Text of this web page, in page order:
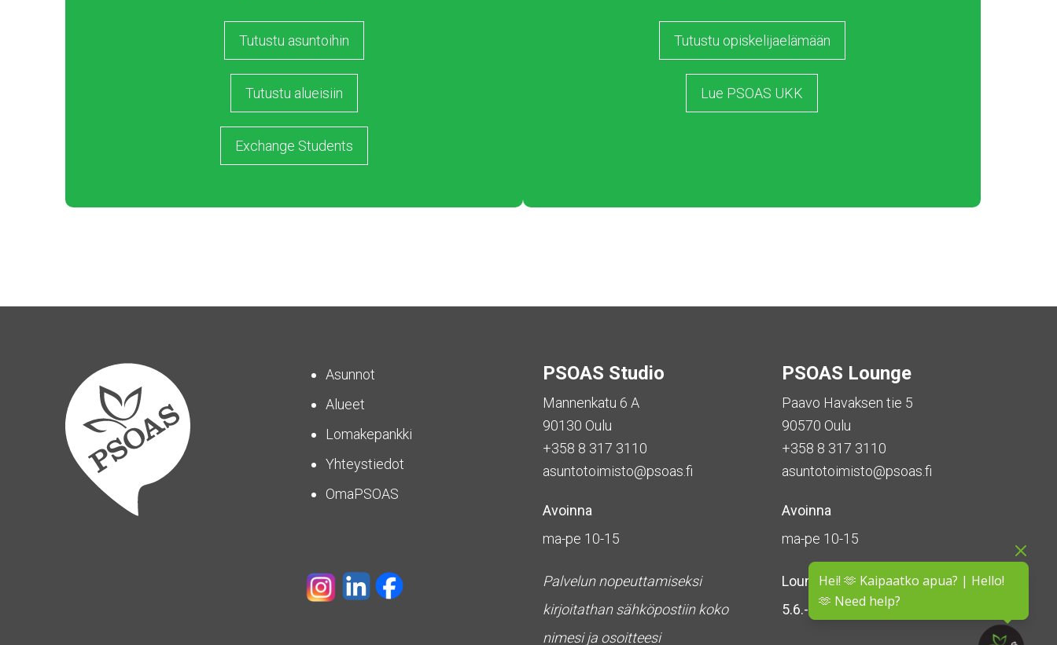
Hei! 🫶 Kaipaatko apua? | Hello!
🫶 Need help?
Tutustu asuntoihin
Tutustu alueisiin
Exchange Students
Tutustu opiskelijaelämään
Lue PSOAS UKK
Asunnot
Alueet
Lomakepankki
Yhteystiedot
OmaPSOAS
PSOAS Studio
Mannenkatu 6 A
90130 Oulu
+358 8 317 3110
asuntotoimisto@psoas.fi
Avoinna
ma-pe 10-15
Palvelun nopeuttamiseksi
kirjoitathan sähköpostiin koko
nimesi ja osoitteesi
PSOAS Lounge
Paavo Havaksen tie 5
90570 Oulu
+358 8 317 3110
asuntotoimisto@psoas.fi
Avoinna
ma-pe 10-15
Lounge onsuljettu kesän ajan
5.6.-16.8.2026